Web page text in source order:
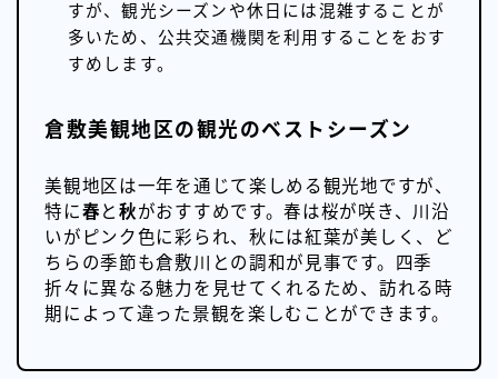
すが、観光シーズンや休日には混雑することが
多いため、公共交通機関を利用することをおす
すめします。
倉敷美観地区の観光のベストシーズン
美観地区は一年を通じて楽しめる観光地ですが、
特に春 と秋がおすすめです。春は桜が咲き、川沿
いがピンク色に彩られ、秋には紅葉が美しく、ど
ちらの季節も倉敷川との調和が見事です。四季
折々に異なる魅力を見せてくれるため、訪れる時
期によって違った景観を楽しむことができます。